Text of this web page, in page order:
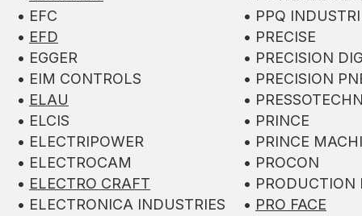
• EFC
• EFD
• EGGER
• EIM CONTROLS
• ELAU
• ELCIS
• ELECTRIPOWER
• ELECTROCAM
• ELECTRO CRAFT
• ELECTRONICA INDUSTRIES
• PPQ
• PRECISE
• PRECISION
• PRECISION
•
• PRINCE
• PRINCE
• PROCON
• PRODUCTION
• PRO FACE